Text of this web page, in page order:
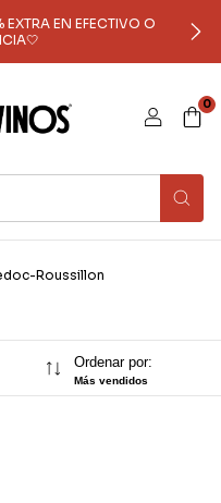
EXTRA EN EFECTIVO O
0
Roussillon
Ordenar por:
Más vendidos